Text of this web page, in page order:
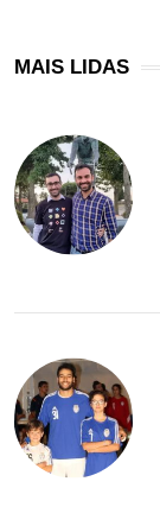
MAIS LIDAS